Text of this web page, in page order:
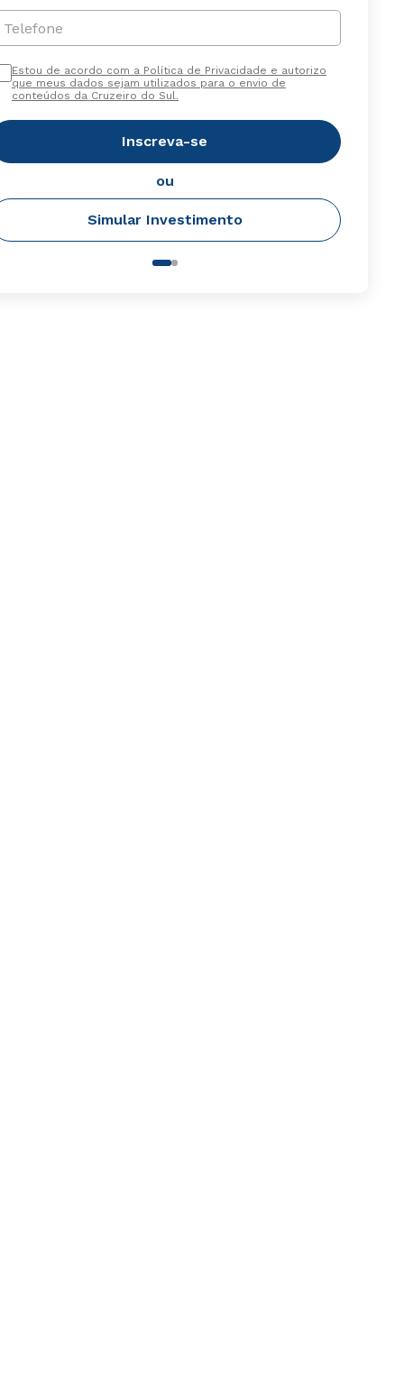
Telefone
Estou de acordo com a Política de Privacidade e autorizo
que meus dados sejam utilizados para o envio de
conteúdos da Cruzeiro do Sul.
Inscreva-se
ou
Simular Investimento